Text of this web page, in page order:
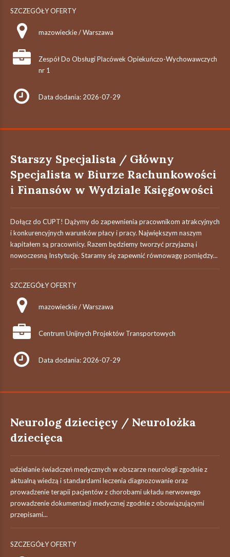
SZCZEGÓŁY OFERTY
mazowieckie / Warszawa
Zespół Do Obsługi Placówek Opiekuńczo-Wychowawczych
nr 1
Data dodania: 2026-07-29
Starszy Specjalista / Główny
Specjalista w Biurze Rachunkowości
i Finansów w Wydziale Księgowości
Dołącz do CUPT! Dążymy do zapewnienia pracownikom atrakcyjnych
i konkurencyjnych warunków płacy i pracy. Największym naszym
kapitałem są pracownicy. Razem będziemy tworzyć przyjazną i
nowoczesną Instytucję. Staramy się zapewnić równowagę pomiędzy...
SZCZEGÓŁY OFERTY
mazowieckie / Warszawa
Centrum Unijnych Projektów Transportowych
Data dodania: 2026-07-29
Neurolog dziecięcy / Neurolożka
dziecięca
udzielanie świadczeń medycznych w obszarze neurologii zgodnie z
aktualną wiedzą i standardami leczenia diagnozowanie oraz
prowadzenie terapii pacjentów z chorobami układu nerwowego
prowadzenie dokumentacji medycznej zgodnie z obowiązującymi
przepisami...
SZCZEGÓŁY OFERTY